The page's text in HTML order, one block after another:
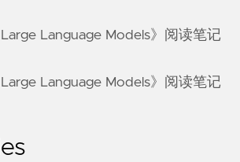
Large Language Models》阅读笔记
Large Language Models》阅读笔记